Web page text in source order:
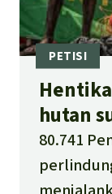
hutan
80.741